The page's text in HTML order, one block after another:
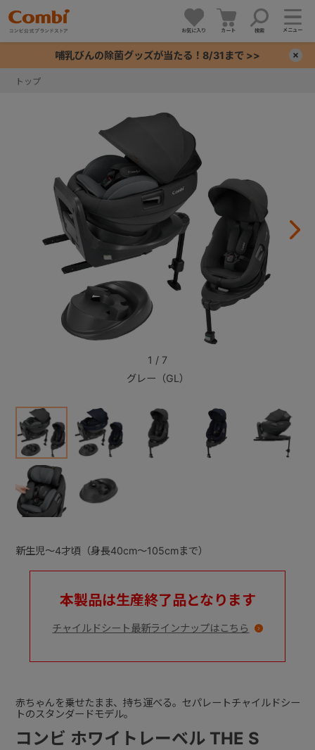
お気に入り カート 検索 メニュー
哺乳びんの除菌グッズが当たる！8/31まで >>
トップ
グレー（GL）
1 / 7
コンビ ホワイトレーベル THE S
赤ちゃんを乗せたまま、持ち運べる。セパレートチャイルドシー
トのスタンダードモデル。
新生児～4才頃（身長40cm～105cmまで）
本製品は生産終了品となります
チャイルドシート最新ラインナップはこちら